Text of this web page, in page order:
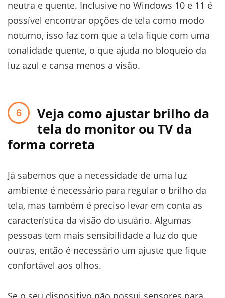
neutra e quente. Inclusive no Windows 10 e 11 é
possível encontrar opções de tela como modo
noturno, isso faz com que a tela fique com uma
tonalidade quente, o que ajuda no bloqueio da
luz azul e cansa menos a visão.
Veja como ajustar brilho da
tela do monitor ou TV da
forma correta
Já sabemos que a necessidade de uma luz
ambiente é necessário para regular o brilho da
tela, mas também é preciso levar em conta as
característica da visão do usuário. Algumas
pessoas tem mais sensibilidade a luz do que
outras, então é necessário um ajuste que fique
confortável aos olhos.